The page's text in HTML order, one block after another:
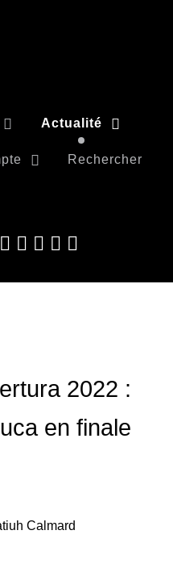
Actualité
Rechercher
2022 :
en finale
Calmard